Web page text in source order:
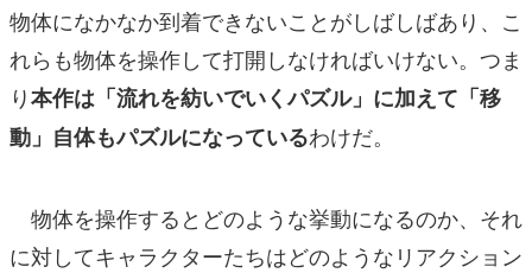
物体になかなか到着できないことがしばしばあり、こ
れらも物体を操作して打開しなければいけない。つま
り本作は「流れを紡いでいくパズル」に加えて「移
動」自体もパズルになっているわけだ。
物体を操作するとどのような挙動になるのか、それ
に対してキャラクターたちはどのようなリアクション